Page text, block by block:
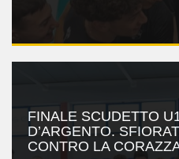
FINALE SCUDETTO
D’ARGENTO.
CONTRO LA